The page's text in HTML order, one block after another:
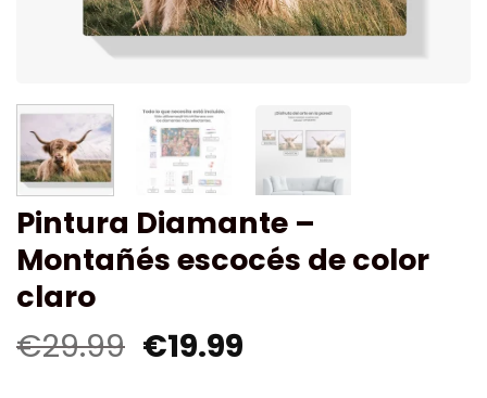
Pintura Diamante –
Montañés escocés de color
claro
€29.99 €19.99